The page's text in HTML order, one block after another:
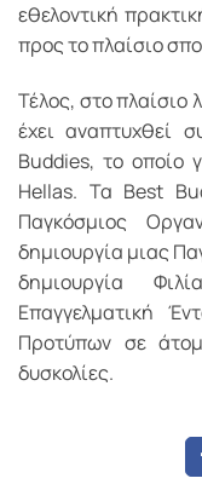
εθελοντική
προς το πλαίσιο
Τέλος, στο πλαίσιο
έχει αναπτυχθεί
Buddies, το οποίο
Hellas. Τα Best
Παγκόσμιος
δημιουργία μιας
δημιουργία
Επαγγελματική
Προτύπων σε
δυσκολίες.